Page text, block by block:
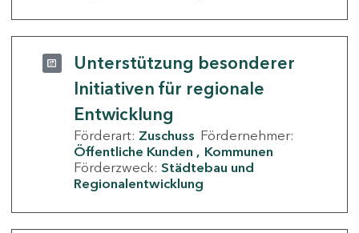
Unterstützung besonderer
Initiativen für regionale
Entwicklung
Förderart: Zuschuss Fördernehmer:
Öffentliche Kunden
Kommunen
Förderzweck: Städtebau und
Regionalentwicklung